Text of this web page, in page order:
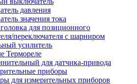
давления
значения тока
для позиционного
переключателя с шарниром
усилитель
Термореле
для датчика-привода
приборы